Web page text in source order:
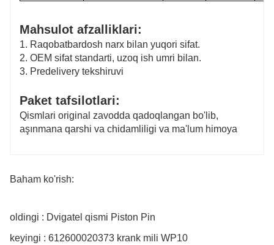
Mahsulot afzalliklari:
1. Raqobatbardosh narx bilan yuqori sifat.
2. OEM sifat standarti, uzoq ish umri bilan.
3. Predelivery tekshiruvi
Paket tafsilotlari:
Qismlari original zavodda qadoqlangan bo'lib,
aşınmana qarshi va chidamliligi va ma'lum himoya
Baham ko'rish:
oldingi : Dvigatel qismi Piston Pin
keyingi : 612600020373 krank mili WP10